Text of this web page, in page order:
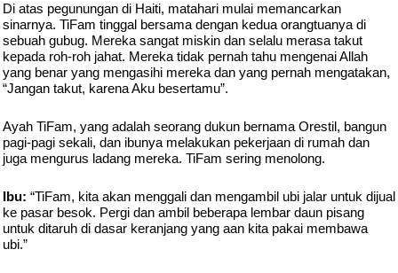
Di atas pegunungan di Haiti, matahari mulai memancarkan
sinarnya. TiFam tinggal bersama dengan kedua orangtuanya di
sebuah gubug. Mereka sangat miskin dan selalu merasa takut
kepada roh-roh jahat. Mereka tidak pernah tahu mengenai Allah
yang benar yang mengasihi mereka dan yang pernah mengatakan,
“Jangan takut, karena Aku besertamu”.
Ayah TiFam, yang adalah seorang dukun bernama Orestil, bangun
pagi-pagi sekali, dan ibunya melakukan pekerjaan di rumah dan
juga mengurus ladang mereka. TiFam sering menolong.
Ibu: “TiFam, kita akan menggali dan mengambil ubi jalar untuk dijual
ke pasar besok. Pergi dan ambil beberapa lembar daun pisang
untuk ditaruh di dasar keranjang yang aan kita pakai membawa
ubi.”